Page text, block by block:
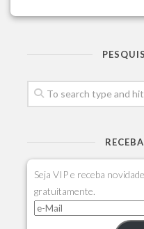
Seja VIP e receba
gratuitamente.